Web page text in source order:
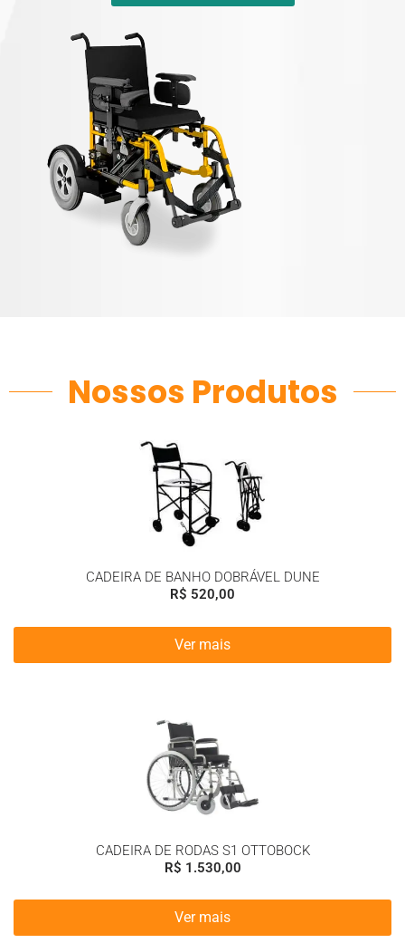
Nossos Produtos
CADEIRA DE BANHO DOBRÁVEL DUNE
R$ 520,00
Ver mais
CADEIRA DE RODAS S1 OTTOBOCK
R$ 1.530,00
Ver mais